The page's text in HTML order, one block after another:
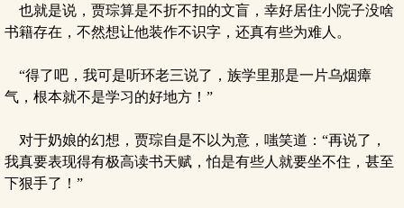
也就是说，贾琮算是不折不扣的文盲，幸好居住小院子没啥
书籍存在，不然想让他装作不识字，还真有些为难人。
“得了吧，我可是听环老三说了，族学里那是一片乌烟瘴
气，根本就不是学习的好地方！”
对于奶娘的幻想，贾琮自是不以为意，嗤笑道：“再说了，
我真要表现得有极高读书天赋，怕是有些人就要坐不住，甚至
下狠手了！”